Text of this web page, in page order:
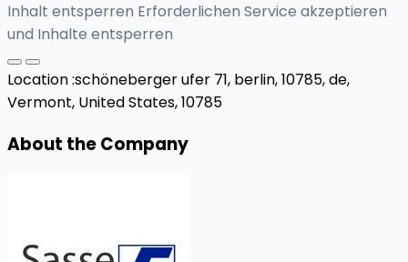
Inhalt entsperren Erforderlichen Service akzeptieren
und Inhalte entsperren
Location :schöneberger ufer 71, berlin, 10785, de,
Vermont, United States, 10785
About the Company